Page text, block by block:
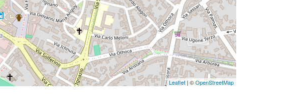
Leaflet | ©OpenStreetMap